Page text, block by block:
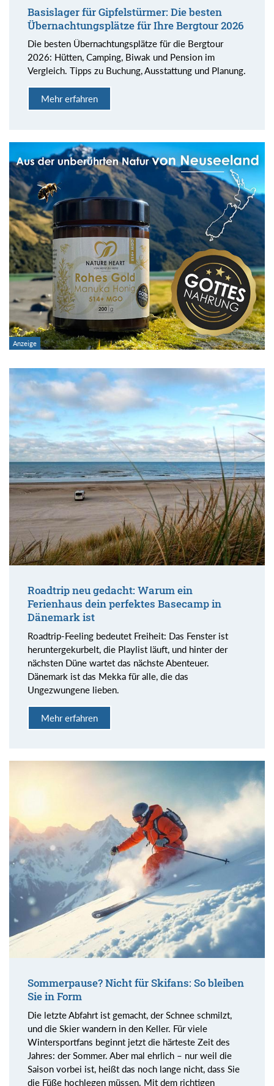
Basislager für Gipfelstürmer: Die besten
Übernachtungsplätze für Ihre Bergtour 2026
Die besten Übernachtungsplätze für die Bergtour
2026: Hütten, Camping, Biwak und Pension im
Vergleich. Tipps zu Buchung, Ausstattung und Planung.
Mehr erfahren
Roadtrip neu gedacht: Warum ein
Ferienhaus dein perfektes Basecamp in
Dänemark ist
Roadtrip-Feeling bedeutet Freiheit: Das Fenster ist
heruntergekurbelt, die Playlist läuft, und hinter der
nächsten Düne wartet das nächste Abenteuer.
Dänemark ist das Mekka für alle, die das
Ungezwungene lieben.
Mehr erfahren
Sommerpause? Nicht für Skifans: So bleiben
Sie in Form
Die letzte Abfahrt ist gemacht, der Schnee schmilzt,
und die Skier wandern in den Keller. Für viele
Wintersportfans beginnt jetzt die härteste Zeit des
Jahres: der Sommer. Aber mal ehrlich – nur weil die
Saison vorbei ist, heißt das noch lange nicht, dass Sie
die Füße hochlegen müssen. Mit dem richtigen